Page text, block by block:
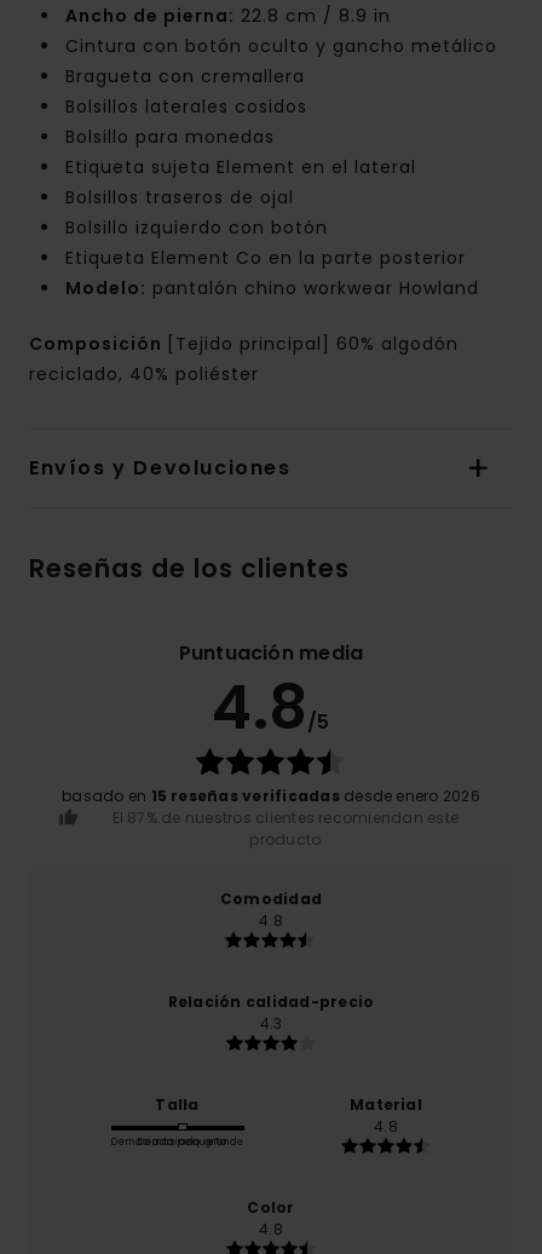
Ancho de pierna: 22.8 cm / 8.9 in
Cintura con botón oculto y gancho metálico
Bragueta con cremallera
Bolsillos laterales cosidos
Bolsillo para monedas
Etiqueta sujeta Element en el lateral
Bolsillos traseros de ojal
Bolsillo izquierdo con botón
Etiqueta Element Co en la parte posterior
Modelo: pantalón chino workwear Howland
Composición
[Tejido principal] 60% algodón
reciclado, 40% poliéster
Envíos y Devoluciones
Reseñas de los clientes
Puntuación media
4.8/5
basado en 15 reseñas verificadas desde enero 2026
El 87% de nuestros clientes recomiendan este
producto
Comodidad
4.8
Relación calidad-precio
4.3
Talla
Demasiado pequeño
Demasiado grande
Material
4.8
Color
4.8